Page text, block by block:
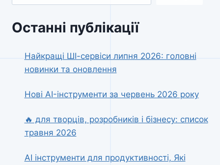
Останні публікації
Найкращі ШІ-сервіси липня 2026: головні
новинки та оновлення
Нові AI-інструменти за червень 2026 року
🔥 для творців, розробників і бізнесу: список
травня 2026
AI інструменти для продуктивності, Які